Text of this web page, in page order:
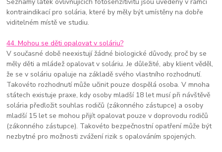
Seznamy látek ovlivňujících fotosenzitivitu jsou uvedeny v rámci
kontraindikací pro solária, které by měly být umístěny na dobře
viditelném místě ve studiu.
44. Mohou se děti opalovat v soláriu?
V současné době neexistují žádné biologické důvody, proč by se
měly děti a mládež opalovat v soláriu. Je důležité, aby klient věděl,
že se v soláriu opaluje na základě svého vlastního rozhodnutí.
Takovéto rozhodnutí může učinit pouze dospělá osoba. V mnoha
státech existuje praxe, kdy osoby mladší 18 let musí při návštěvě
solária předložit souhlas rodičů (zákonného zástupce) a osoby
mladší 15 let se mohou přijít opalovat pouze v doprovodu rodičů
(zákonného zástupce). Takovéto bezpečnostní opatření může být
nezbytné pro možnosti zvážení rizik s opalováním spojených.